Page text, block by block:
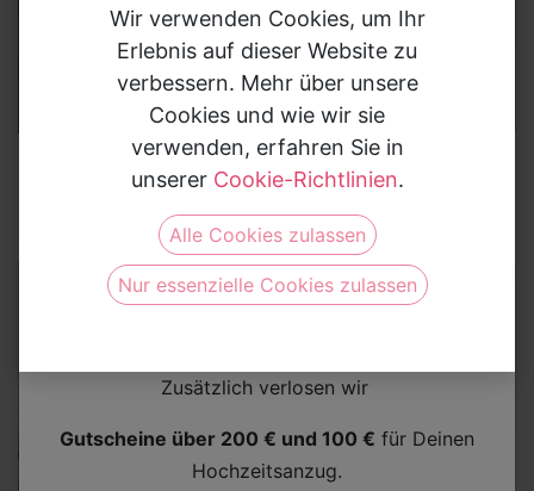
Gewinne Deinen Hochzeitsanzug
Nimm jetzt am Gewinnspiel teil und sichere Dir die
Chance auf einenBräutigam-Anzug im Wert von
Zusätzlich verlosen wir
Gutscheine über 200 € und 100 € für Deinen
Hochzeitsanzug.
Brautkleider
Brautkleid 72016
Brautkleider
Brautkleid 72014
Wir verwenden Cookies, um Ihr
Erlebnis auf dieser Website zu
verbessern. Mehr über unsere
Cookies und wie wir sie
verwenden, erfahren Sie in
unserer Cookie-Richtlinien.
Alle Cookies zulassen
Nur essenzielle Cookies zulassen